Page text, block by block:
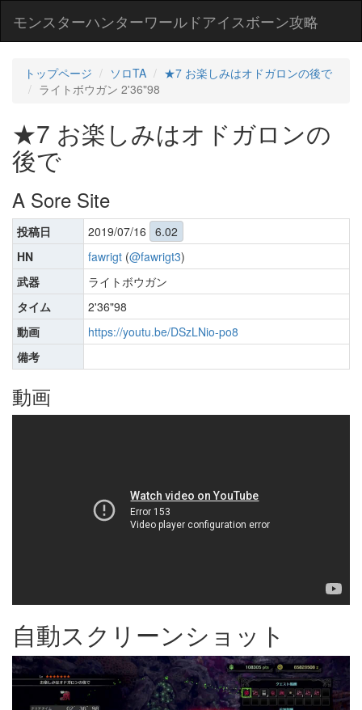
モンスターハンターワールドアイスボーン攻略
トップページ ソロTA
★7 お楽しみはオドガロンの後で
ライトボウガン 2'36"98
★7 お楽しみはオドガロンの
後で
A Sore Site
投稿日 2019/07/16 6.02
HN
fawrigt (@fawrigt3)
武器
ライトボウガン
タイム
2'36"98
動画
https://youtu.be/DSzLNio-po8
備考
動画
自動スクリーンショット